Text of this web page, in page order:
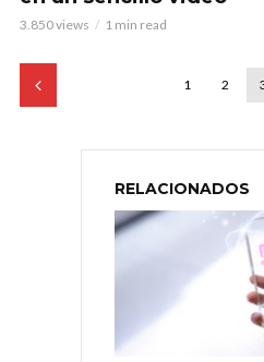
3.850 views 1 min read
1 2
RELACIONADOS